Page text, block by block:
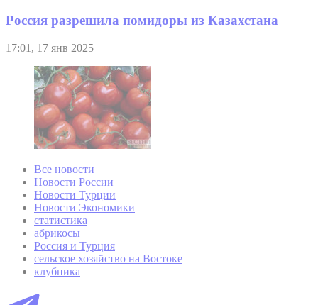
Россия разрешила помидоры из Казахстана
17:01, 17 янв 2025
Все новости
Новости России
Новости Турции
Новости Экономики
статистика
абрикосы
Россия и Турция
сельское хозяйство на Востоке
клубника